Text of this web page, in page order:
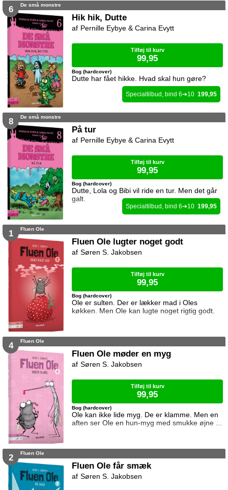
6 De små monstre
Hik hik, Dutte
Dutte har fået hikke. Hvad skal hun gøre?
Bog (hardcover)
Pernille Eybye & Carina Evytt
Tilføj til kurv
99,95
6 10 199,95
8 De små monstre
På tur
Dutte, Lola og Bibi vil ride en tur. Men det går
galt.
Bog (hardcover)
Pernille Eybye & Carina Evytt
Tilføj til kurv
99,95
6 10 199,95
1 Fluen Ole
Fluen Ole lugter noget godt
Ole er sulten. Der er lækker mad i Oles
køkken. Men Ole kan lugte noget rigtig godt.
Bog (hardcover)
Søren S. Jakobsen
Tilføj til kurv
99,95
4 Fluen Ole
Fluen Ole møder en myg
Ole kan ikke lide myg. De er klamme. Men en
aften ser Ole en hun-myg med smukke øjne ...
Bog (hardcover)
Søren S. Jakobsen
Tilføj til kurv
99,95
2 Fluen Ole
Fluen Ole får smæk
Søren S. Jakobsen